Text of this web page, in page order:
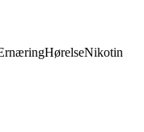
HørelseNikotin